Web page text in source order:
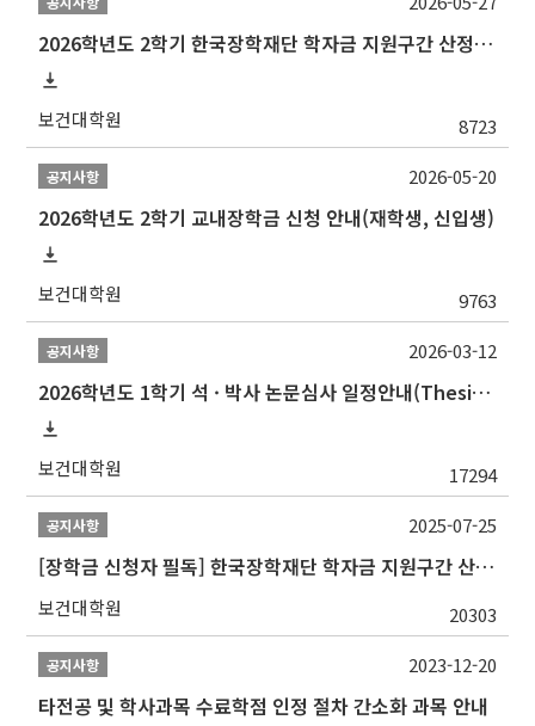
2026학년도 2학기 한국장학재단 학자금 지원구간 산정 신청 안내
보건대학원 8723
공지사항
2026학년도 2학기 교내장학금 신청 안내(재학생, 신입생)
보건대학원 9763
2026-05-20
공지사항
2026학년도 1학기 석 · 박사 논문심사 일정안내(Thesis Defense Schedules)
보건대학원 17294
2026-03-12
공지사항
[장학금 신청자 필독] 한국장학재단 학자금 지원구간 산정 권고
보건대학원 20303
2025-07-25
공지사항
타전공 및 학사과목 수료학점 인정 절차 간소화 과목 안내
2023-12-20